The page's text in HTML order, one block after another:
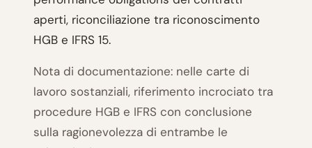
aperti, riconciliazione tra riconoscimento
HGB e IFRS 15.
Nota di documentazione: nelle carte di
lavoro sostanziali, riferimento incrociato tra
procedure HGB e IFRS con conclusione
sulla ragionevolezza di entrambe le